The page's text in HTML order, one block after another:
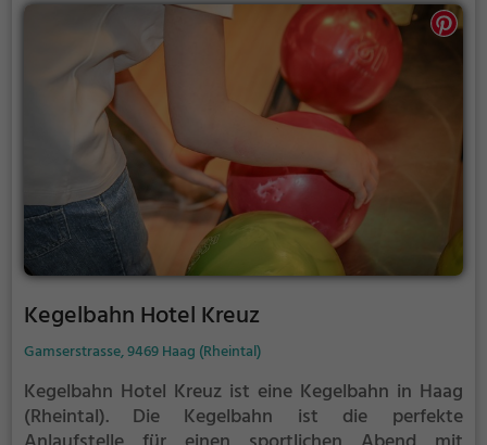
Kegelbahn Hotel Kreuz
Gamserstrasse, 9469 Haag (Rheintal)
Kegelbahn Hotel Kreuz ist eine Kegelbahn in Haag
(Rheintal). Die Kegelbahn ist die perfekte